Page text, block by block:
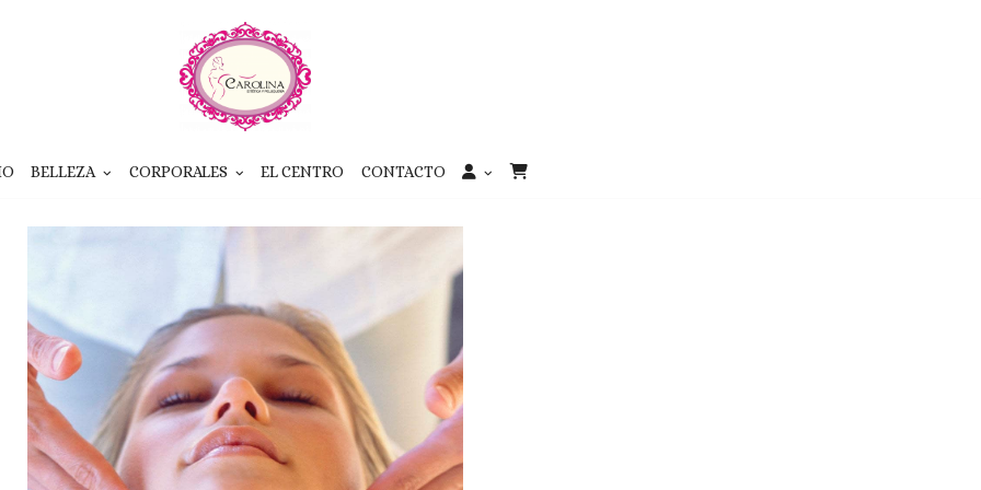
BELLEZA CORPORALES EL CENTRO CONTACTO